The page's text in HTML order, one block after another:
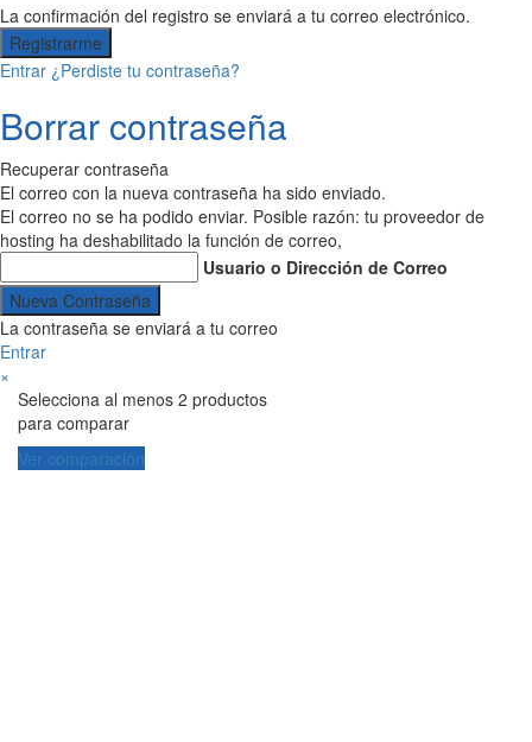
La confirmación del registro se enviará a tu correo electrónico.
Entrar ¿Perdiste tu contraseña?
Borrar contraseña
Recuperar contraseña
El correo con la nueva contraseña ha sido enviado.
El correo no se ha podido enviar. Posible razón: tu proveedor de
hosting ha deshabilitado la función de correo,
Usuario o Dirección de Correo
La contraseña se enviará a tu correo
Entrar
×
Selecciona al menos 2 productos
para comparar
Ver comparación